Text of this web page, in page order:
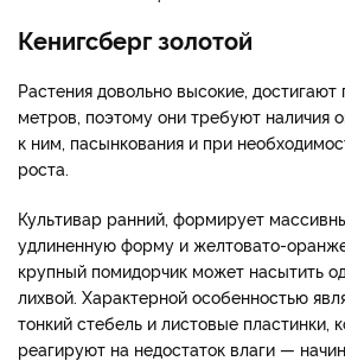
Кенигсберг золотой
Растения довольно высокие,
метров, поэтому они требуют наличия
к ним, пасынкования и при
роста.
Культивар ранний, формирует
удлиненную форму и желтовато-
крупный помидорчик может насытить
лихвой. Характерной особенностью
тонкий стебель и листовые пластинки,
реагируют на недостаток влаги —